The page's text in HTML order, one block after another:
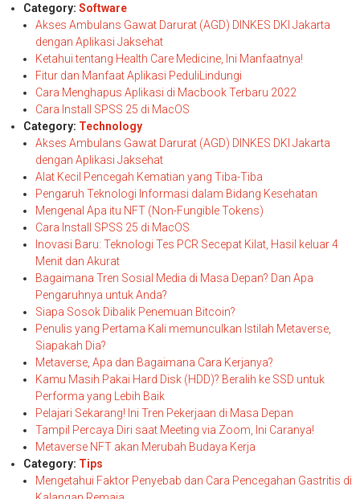
Category: Software
Akses Ambulans Gawat Darurat (AGD) DINKES DKI Jakarta
dengan Aplikasi Jaksehat
Ketahui tentang Health Care Medicine, Ini Manfaatnya!
Fitur dan Manfaat Aplikasi PeduliLindungi
Cara Menghapus Aplikasi di Macbook Terbaru 2022
Cara Install SPSS 25 di MacOS
Category: Technology
Akses Ambulans Gawat Darurat (AGD) DINKES DKI Jakarta
dengan Aplikasi Jaksehat
Alat Kecil Pencegah Kematian yang Tiba-Tiba
Pengaruh Teknologi Informasi dalam Bidang Kesehatan
Mengenal Apa itu NFT (Non-Fungible Tokens)
Cara Install SPSS 25 di MacOS
Inovasi Baru: Teknologi Tes PCR Secepat Kilat, Hasil keluar 4
Menit dan Akurat
Bagaimana Tren Sosial Media di Masa Depan? Dan Apa
Pengaruhnya untuk Anda?
Siapa Sosok Dibalik Penemuan Bitcoin?
Penulis yang Pertama Kali memunculkan Istilah Metaverse,
Siapakah Dia?
Metaverse, Apa dan Bagaimana Cara Kerjanya?
Kamu Masih Pakai Hard Disk (HDD)? Beralih ke SSD untuk
Performa yang Lebih Baik
Pelajari Sekarang! Ini Tren Pekerjaan di Masa Depan
Tampil Percaya Diri saat Meeting via Zoom, Ini Caranya!
Metaverse NFT akan Merubah Budaya Kerja
Category: Tips
Mengetahui Faktor Penyebab dan Cara Pencegahan Gastritis di